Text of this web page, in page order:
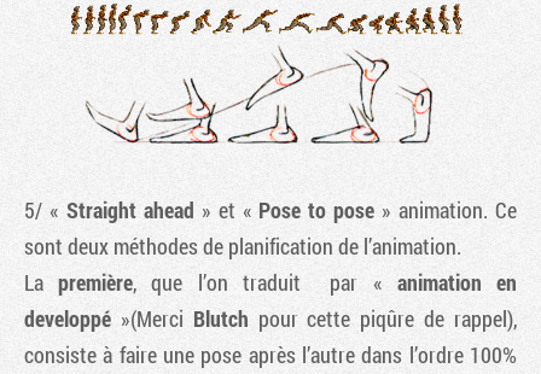
5/ « Straight ahead » et « Pose to pose » animation. Ce
sont deux méthodes de planification de l’animation.
Lapremière, que l’on traduit par « animation en
developpé »(Merci Blutch pour cette piqûre de rappel),
consiste à faire une pose après l’autre dans l’ordre 100%